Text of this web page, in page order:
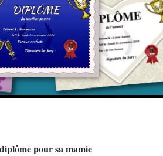
pour sa mamie